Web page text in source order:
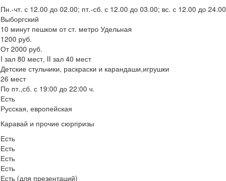
Пн.-чт. с 12.00 до 02.00; пт.-сб. с 12.00 до 03.00; вс. с 12.00 до 24.00
Выборгский
10 минут пешком от ст. метро Удельная
1200 руб.
От 2000 руб.
I зал 80 мест, II зал 40 мест
Детские стульчики, раскраски и карандаши,игрушки
26 мест
По пт.,сб. с 19:00 до 22:00 ч.
Есть
Русская, европейская
Каравай и прочие сюрпризы
Есть
Есть
Есть
Есть
Есть (для презентаций)